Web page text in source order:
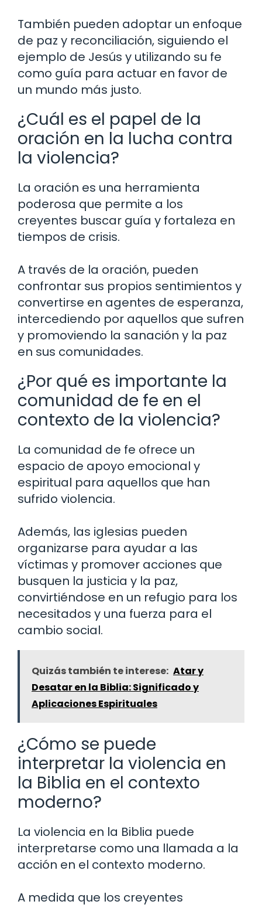
También pueden adoptar un enfoque
de paz y reconciliación, siguiendo el
ejemplo de Jesús y utilizando su fe
como guía para actuar en favor de
un mundo más justo.
¿Cuál es el papel de la
oración en la lucha contra
la violencia?
La oración es una herramienta
poderosa que permite a los
creyentes buscar guía y fortaleza en
tiempos de crisis.
A través de la oración, pueden
confrontar sus propios sentimientos y
convertirse en agentes de esperanza,
intercediendo por aquellos que sufren
y promoviendo la sanación y la paz
en sus comunidades.
¿Por qué es importante la
comunidad de fe en el
contexto de la violencia?
La comunidad de fe ofrece un
espacio de apoyo emocional y
espiritual para aquellos que han
sufrido violencia.
Además, las iglesias pueden
organizarse para ayudar a las
víctimas y promover acciones que
busquen la justicia y la paz,
convirtiéndose en un refugio para los
necesitados y una fuerza para el
cambio social.
Quizás también te interese: Atar y
Desatar en la Biblia: Significado y
Aplicaciones Espirituales
¿Cómo se puede
interpretar la violencia en
la Biblia en el contexto
moderno?
La violencia en la Biblia puede
interpretarse como una llamada a la
acción en el contexto moderno.
A medida que los creyentes